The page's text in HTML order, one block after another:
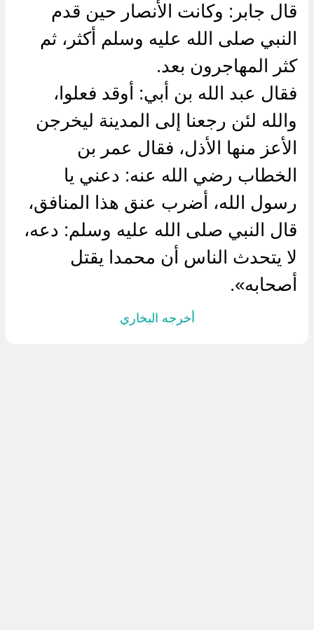
قال جابر: وكانت الأنصار حين قدم
النبي صلى الله عليه وسلم أكثر، ثم
كثر المهاجرون بعد.
فقال عبد الله بن أبي: أوقد فعلوا،
والله لئن رجعنا إلى المدينة ليخرجن
الأعز منها الأذل، فقال عمر بن
الخطاب رضي الله عنه: دعني يا
رسول الله، أضرب عنق هذا المنافق،
قال النبي صلى الله عليه وسلم: دعه،
لا يتحدث الناس أن محمدا يقتل
أصحابه».
أخرجه البخاري